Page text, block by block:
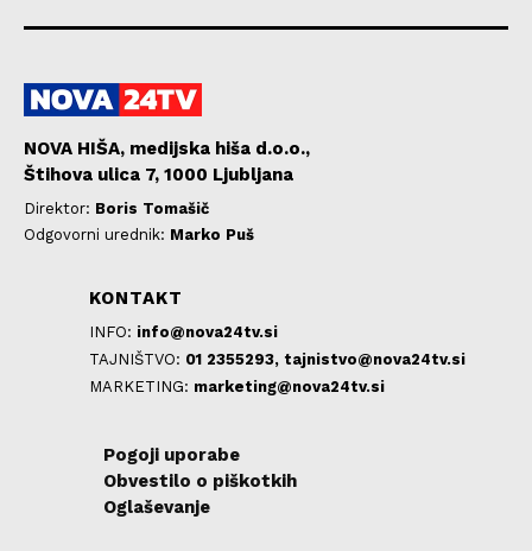
NOVA HIŠA, medijska hiša d.o.o.,
Štihova ulica 7, 1000 Ljubljana
Direktor: Boris Tomašič
Odgovorni urednik: Marko Puš
KONTAKT
INFO: info@nova24tv.si
TAJNIŠTVO: 01 2355293, tajnistvo@nova24tv.si
MARKETING: marketing@nova24tv.si
Pogoji uporabe
Obvestilo o piškotkih
Oglaševanje